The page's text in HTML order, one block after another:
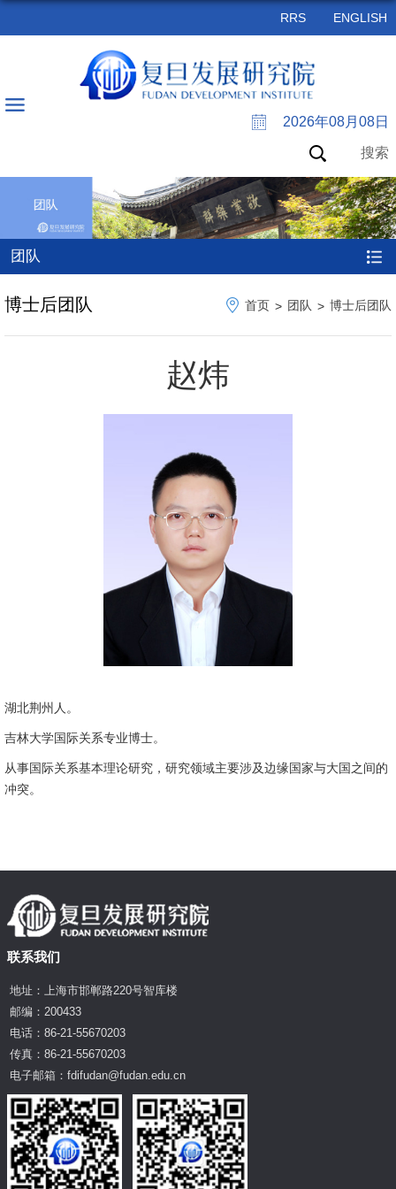
RRS ENGLISH
2026年08月08日
搜索
团队
博士后团队 首页 > 团队 > 博士后团队
赵炜
湖北荆州人。
吉林大学国际关系专业博士。
从事国际关系基本理论研究，研究领域主要涉及边缘国家与大国之间的
冲突。
联系我们
地址：上海市邯郸路220号智库楼
邮编：200433
电话：86-21-55670203
传真：86-21-55670203
电子邮箱：fdifudan@fudan.edu.cn